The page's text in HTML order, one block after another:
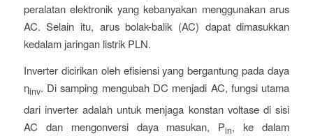
peralatan elektronik yang kebanyakan menggunakan arus
AC. Selain itu, arus bolak-balik (AC) dapat dimasukkan
kedalam jaringan listrik PLN.
Inverter dicirikan oleh efisiensi yang bergantung pada daya
ηinv. Di samping mengubah DC menjadi AC, fungsi utama
dari inverter adalah untuk menjaga konstan voltase di sisi
AC dan mengonversi daya masukan, Pin, ke dalam